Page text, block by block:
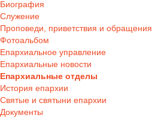
Биография
Служение
Проповеди, приветствия и обращения
Фотоальбом
Епархиальное управление
Епархиальные новости
Епархиальные отделы
История епархии
Святые и святыни епархии
Документы